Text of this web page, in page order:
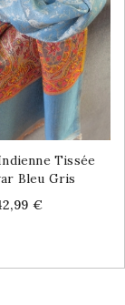
Tissée
Bleu Gris
€